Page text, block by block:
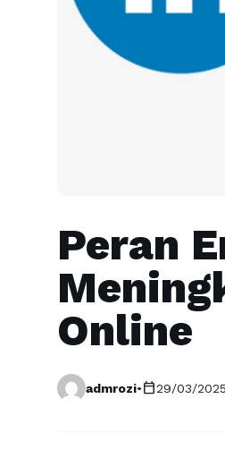
Peran
Online
admrozi•calendar_today29/03/2025